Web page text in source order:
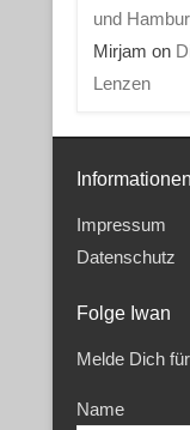
und
Mirjam on
Lenzen
Informationen
Impressum
Datenschutz
Folge Iwan
Melde Dich
Name